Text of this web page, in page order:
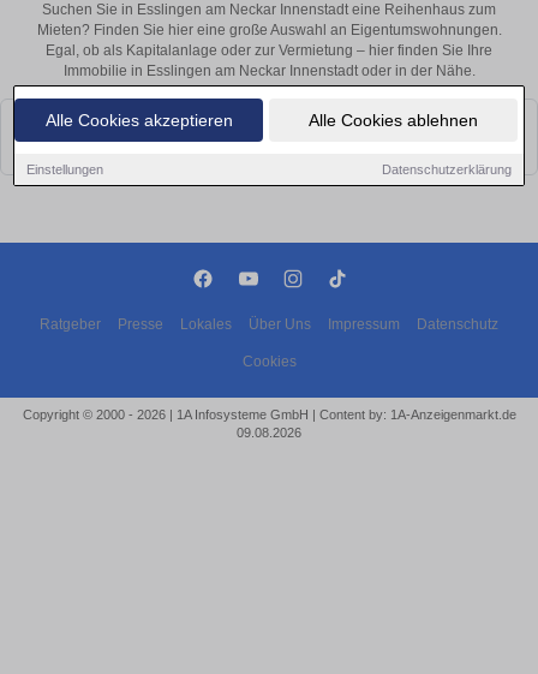
Alle Cookies akzeptieren Alle Cookies ablehnen
Einstellungen Datenschutzerklärung
Suchen Sie in Esslingen am Neckar Innenstadt eine Reihenhaus zum
Mieten? Finden Sie hier eine große Auswahl an Eigentumswohnungen.
Egal, ob als Kapitalanlage oder zur Vermietung – hier finden Sie Ihre
Immobilie in Esslingen am Neckar Innenstadt oder in der Nähe.
Leider konnten wir derzeit keine passenden Objekte finden. Schauen Sie
bald wieder vorbei!
Ratgeber Presse Lokales Über Uns Impressum Datenschutz
Cookies
Copyright © 2000 - 2026 | 1A Infosysteme GmbH | Content by: 1A-Anzeigenmarkt.de
09.08.2026